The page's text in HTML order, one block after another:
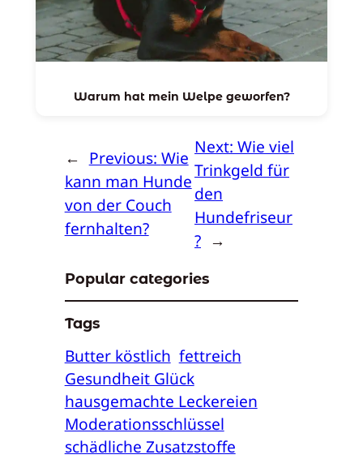
Warum hat mein Welpe geworfen?
← Previous: Wie
kann man Hunde
von der Couch
fernhalten?
Next: Wie viel
Trinkgeld für
den
Hundefriseur
? →
Popular categories
Tags
Butter köstlich fettreich
Gesundheit Glück
hausgemachte Leckereien
Moderationsschlüssel
schädliche Zusatzstoffe